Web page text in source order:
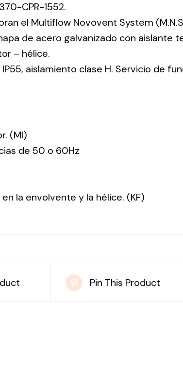
CPR-1552.
el Multiflow Novovent System
de acero galvanizado con aislante
– hélice.
aislamiento clase H. Servicio de
(MI)
de 50 o 60Hz
la envolvente y la hélice. (KF)
Pin This Product